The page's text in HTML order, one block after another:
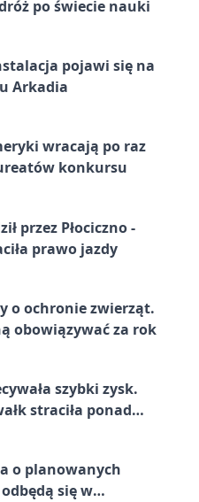
po świecie nauki
pojawi się na
Arkadia
wracają po raz
konkursu
przez Płociczno -
prawo jazdy
o ochronie zwierząt.
obowiązywać za rok
szybki zysk.
straciła ponad
o planowanych
się w